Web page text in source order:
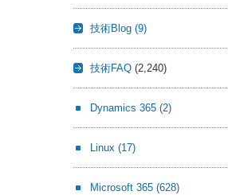
技術Blog (9)
技術FAQ (2,240)
Dynamics 365 (2)
Linux (17)
Microsoft 365 (628)